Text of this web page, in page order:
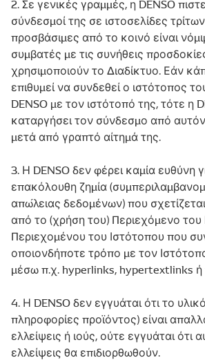
2. Σε γενικές γραμμές, η DENSO
σύνδεσμοί της σε ιστοσελίδες
προσβάσιμες από το κοινό είναι
συμβατές με τις συνήθεις
χρησιμοποιούν το Διαδίκτυο. Εάν
επιθυμεί να συνδεθεί ο ιστότοπος
DENSO με τον ιστότοπό της, τότε η
καταργήσει τον σύνδεσμο από
μετά από γραπτό αίτημά της.
3. Η DENSO δεν φέρει καμία ευθύνη
επακόλουθη ζημία
απώλειας δεδομένων) που
από το (χρήση του) Περιεχόμενο του
Περιεχομένου του Ιστότοπου που
οποιονδήποτε τρόπο με τον
μέσω π.χ. hyperlinks, hypertextlinks
4. Η DENSO δεν εγγυάται ότι το
πληροφορίες προϊόντος) είναι
ελλείψεις ή ιούς, ούτε εγγυάται ότι
ελλείψεις θα επιδιορθωθούν.